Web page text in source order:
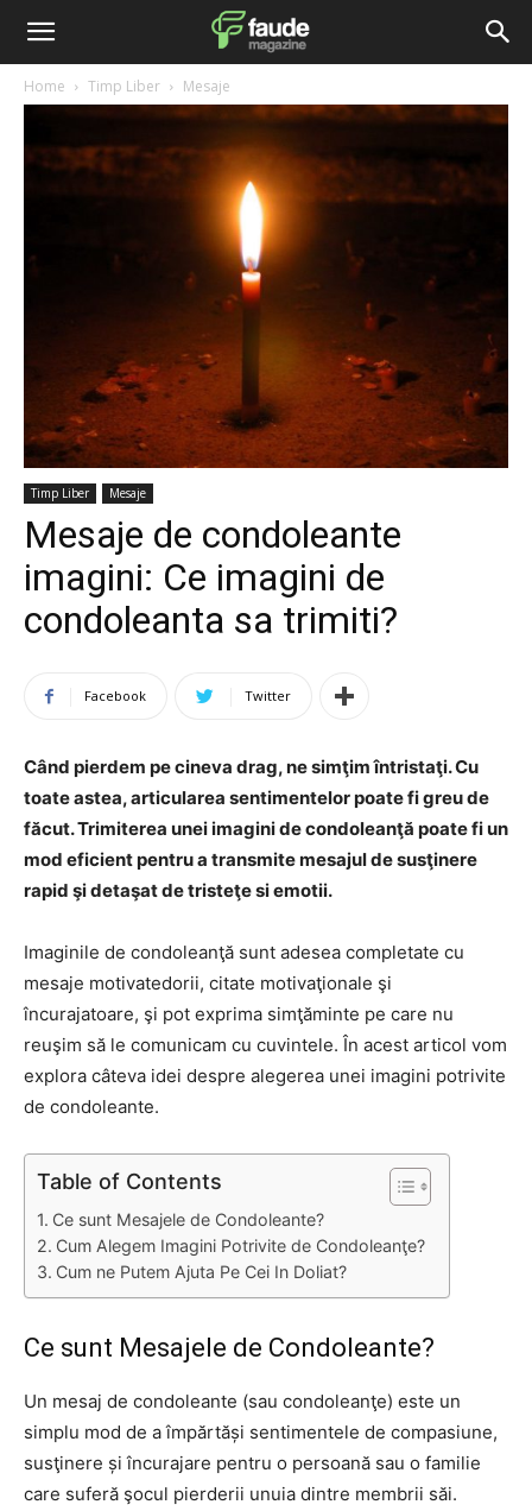
Home Timp Liber Mesaje
Timp Liber Mesaje
Mesaje de condoleante
imagini: Ce imagini de
condoleanta sa trimiti?
Facebook Twitter
Când pierdem pe cineva drag, ne simţim întristaţi. Cu
toate astea, articularea sentimentelor poate fi greu de
făcut. Trimiterea unei imagini de condoleanţă poate fi un
mod eficient pentru a transmite mesajul de susţinere
rapid şi detaşat de tristeţe si emotii.
Imaginile de condoleanţă sunt adesea completate cu
mesaje motivatedorii, citate motivaţionale şi
încurajatoare, şi pot exprima simţăminte pe care nu
reuşim să le comunicam cu cuvintele. În acest articol vom
explora câteva idei despre alegerea unei imagini potrivite
de condoleante.
Table of Contents
Ce sunt Mesajele de Condoleante?
Cum Alegem Imagini Potrivite de Condoleanţe?
Cum ne Putem Ajuta Pe Cei In Doliat?
Ce sunt Mesajele de Condoleante?
Un mesaj de condoleante (sau condoleanţe) este un
simplu mod de a împărtăși sentimentele de compasiune,
susţinere și încurajare pentru o persoană sau o familie
care suferă şocul pierderii unuia dintre membrii săi.